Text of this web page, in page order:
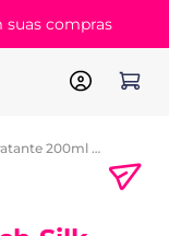
compras
body cream one touch silk desodorante hidratante 200ml - wepink